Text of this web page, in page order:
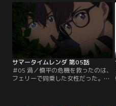
った少女・小早川しおりの「影」と
遭遇するのだった。一命をとりとめ
た慎平だったが、手詰まりになり全
てを窓に打ち明けることに。日は変
わり7月24日…。【提供：バンダイ
チャンネル】
サマータイムレンダ 第05話
＃05 渦／慎平の危機を救ったのは、
フェリーで同乗した女性だった。彼